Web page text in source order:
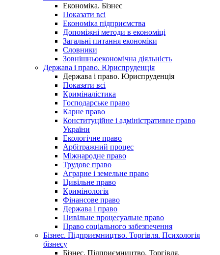
Економіка. Бізнес
Показати всі
Економіка підприємства
Допоміжні методи в економіці
Загальні питання економіки
Словники
Зовнішньоекономічна діяльність
Держава і право. Юриспруденція
Держава і право. Юриспруденція
Показати всі
Криміналістика
Господарське право
Карне право
Конституційне і адміністративне право
України
Екологічне право
Арбітражний процес
Міжнародне право
Трудове право
Аграрне і земельне право
Цивільне право
Кримінологія
Фінансове право
Держава і право
Цивільне процесуальне право
Право соціального забезпечення
Бізнес. Підприємництво. Торгівля. Психологія
бізнесу
Бізнес. Підприємництво. Торгівля.